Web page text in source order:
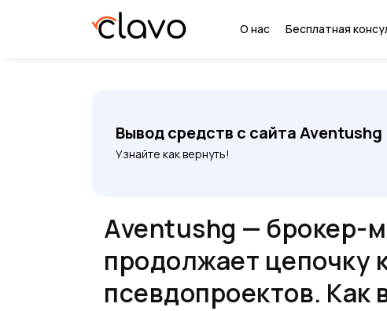
О нас Бесплатная
Вывод средств с сайта Aventushg
Узнайте как вернуть!
Aventushg — брокер-
продолжает цепочку
псевдопроектов. Как